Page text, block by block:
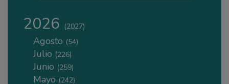
2026 (2027)
Agosto (54)
Julio (226)
Junio (259)
Mayo (242)